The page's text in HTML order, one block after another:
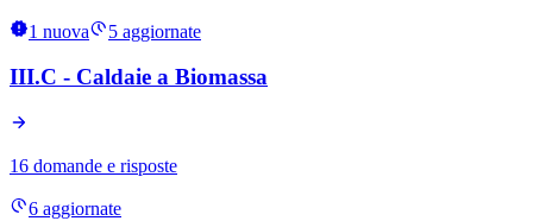
1 nuova 5 aggiornate
III.C - Caldaie a Biomassa
16 domande e risposte
6 aggiornate